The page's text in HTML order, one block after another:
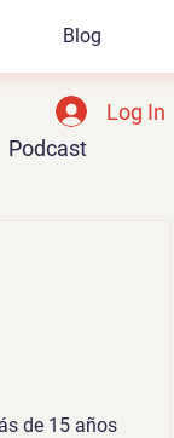
Blog
Log In
Podcast
de 15 años